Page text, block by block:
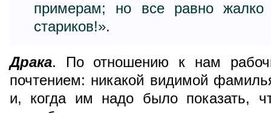
примерам; но все равно жалко
стариков!».
Драка. По отношению к нам
почтением: никакой видимой
и, когда им надо было показать,